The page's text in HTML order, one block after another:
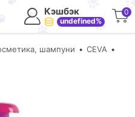
Кэшбэк
undefined%
0
шампуни
CEVA